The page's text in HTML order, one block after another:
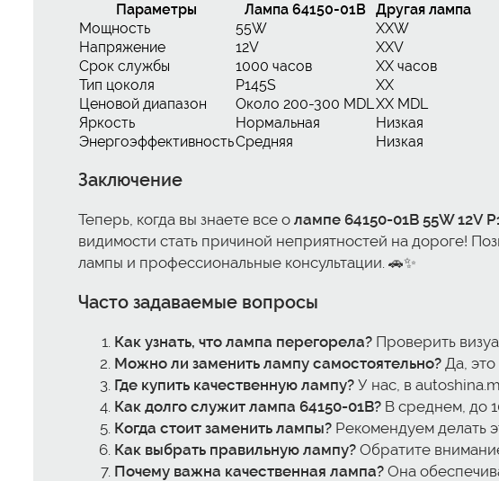
Параметры Лампа 64150-01B
Другая лампа
Мощность
55W
XXW
Напряжение
12V
XXV
Срок службы
1000 часов
XX часов
Тип цоколя
P145S
XX
Ценовой диапазон
Около 200-300 MDLXX MDL
Яркость
Нормальная
Низкая
ЭнергоэффективностьСредняя Низкая
Заключение
Теперь, когда вы знаете все о лампе 64150-01B 55W 12V
видимости стать причиной неприятностей на дороге!
лампы и профессиональные консультации. 🚗✨
Часто задаваемые вопросы
Как узнать, что лампа перегорела? Проверить
Можно ли заменить лампу самостоятельно? Да,
Где купить качественную лампу? У нас, в
Как долго служит лампа 64150-01B? В среднем, до
Когда стоит заменить лампы? Рекомендуем делать
Как выбрать правильную лампу? Обратите
Почему важна качественная лампа? Она